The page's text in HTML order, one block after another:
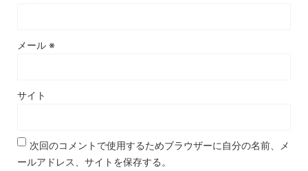
メール ※
サイト
次回のコメントで使用するためブラウザーに自分の名前、メ
ールアドレス、サイトを保存する。